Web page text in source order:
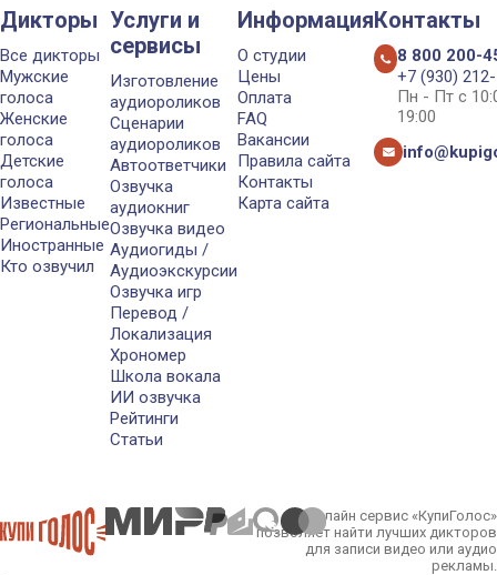
Дикторы
Все дикторы
Мужские
голоса
Женские
голоса
Детские
голоса
Известные
Региональные
Иностранные
Кто озвучил
Услуги и
сервисы
Изготовление
аудиороликов
Сценарии
аудиороликов
Автоответчики
Озвучка
аудиокниг
Озвучка видео
Аудиогиды /
Аудиоэкскурсии
Озвучка игр
Перевод /
Локализация
Хрономер
Школа вокала
ИИ озвучка
Рейтинги
Статьи
Информация
О студии
Цены
Оплата
FAQ
Вакансии
Правила сайта
Контакты
Карта сайта
Контакты
8 800 200-
+7 (930)
Пн - Пт с
19:00
Онлайн сервис «КупиГолос»
позволяет найти лучших дикторов
для записи видео или аудио
рекламы.